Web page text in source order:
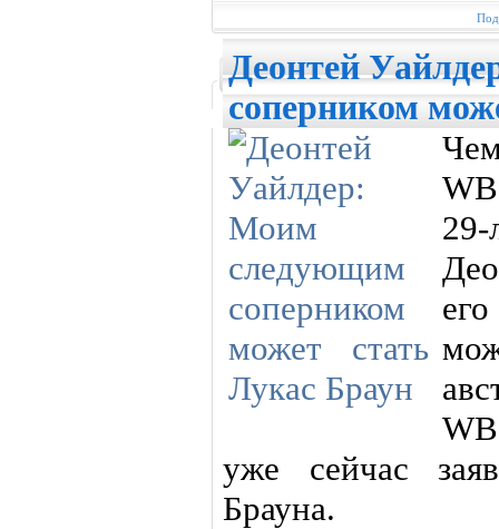
Деонтей
соперником
уже сейчас
Брауна.